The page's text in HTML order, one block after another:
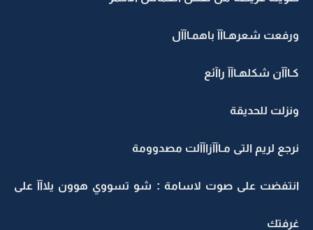
ورفعت شعرهـاآآ باهمـاآآل
كـاآآن شكلهـاآآ راآئع
ونزلت للحديقة
نرجع لريم التى مـاآآزاآآلت مصدوومة
انتفضت على صوت لاسامة : شو تسووي هوون يلاآآ على
غرفتك